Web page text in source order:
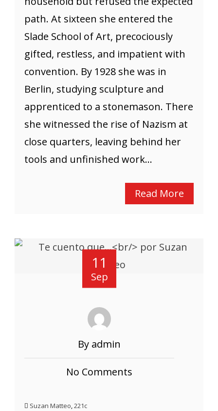
path. At sixteen she entered the
Slade School of Art, precociously
gifted, restless, and impatient with
convention. By 1928 she was in
Berlin, studying sculpture and
apprenticed to a stonemason. There
she witnessed the rise of Nazism at
close quarters, leaving behind her
tools and unfinished work...
Read More
11
Sep
By admin
No Comments
Suzan Matteo,221c